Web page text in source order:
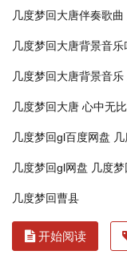
几度梦回大唐伴奏歌曲
几度梦回大唐背景音
几度梦回大唐背景音乐
几度梦回大唐 心中无
几度梦回gl百度网盘
几度梦回gl网盘 几度
几度梦回曹县
开始阅读